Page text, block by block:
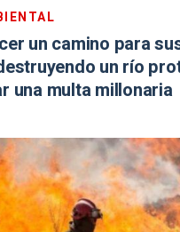
un camino para
un río
una multa millonaria